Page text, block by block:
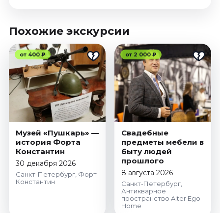
Похожие экскурсии
от 400 ₽
Музей «Пушкарь» —
история Форта
Константин
30 декабря 2026
Санкт-Петербург, Форт
Константин
от 2 000 ₽
Свадебные
предметы мебели в
быту людей
прошлого
8 августа 2026
Санкт-Петербург,
Антикварное
пространство Alter Ego
Home